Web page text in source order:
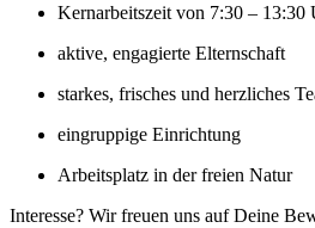
Kernarbeitszeit von 7:30 – 13:30
aktive, engagierte Elternschaft
starkes, frisches und herzliches
eingruppige Einrichtung
Arbeitsplatz in der freien Natur
Interesse? Wir freuen uns auf Deine